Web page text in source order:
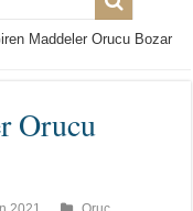
Maddeler Orucu Bozar
Orucu